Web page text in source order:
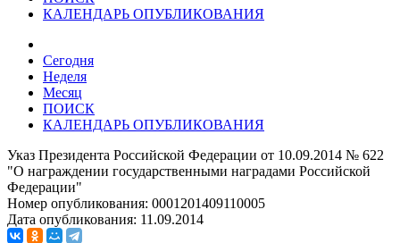
КАЛЕНДАРЬ ОПУБЛИКОВАНИЯ
Сегодня
Неделя
Месяц
ПОИСК
КАЛЕНДАРЬ ОПУБЛИКОВАНИЯ
Указ Президента Российской Федерации от 10.09.2014 № 622
"О награждении государственными наградами Российской
Федерации"
Номер опубликования: 0001201409110005
Дата опубликования: 11.09.2014